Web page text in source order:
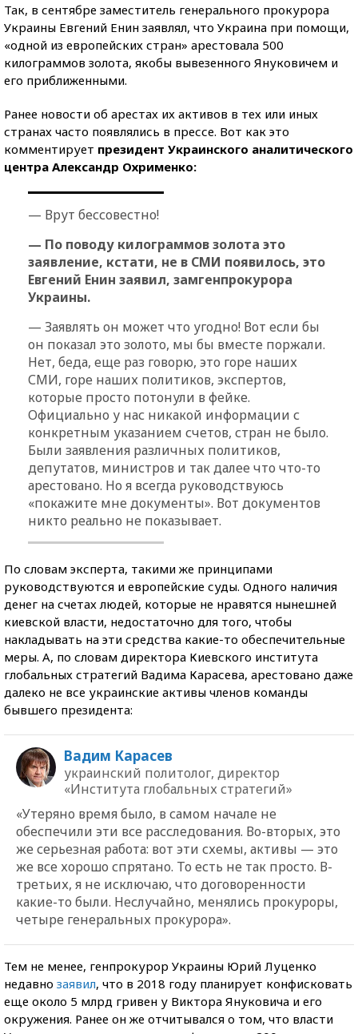
Так, в сентябре заместитель генерального прокурора
Украины Евгений Енин заявлял, что Украина при помощи,
«одной из европейских стран» арестовала 500
килограммов золота, якобы вывезенного Януковичем и
его приближенными.
Ранее новости об арестах их активов в тех или иных
странах часто появлялись в прессе. Вот как это
комментирует президент Украинского аналитического
центра Александр Охрименко:
— Врут бессовестно!
— По поводу килограммов золота это
заявление, кстати, не в СМИ появилось, это
Евгений Енин заявил, замгенпрокурора
Украины.
— Заявлять он может что угодно! Вот если бы
он показал это золото, мы бы вместе поржали.
Нет, беда, еще раз говорю, это горе наших
СМИ, горе наших политиков, экспертов,
которые просто потонули в фейке.
Официально у нас никакой информации с
конкретным указанием счетов, стран не было.
Были заявления различных политиков,
депутатов, министров и так далее что что-то
арестовано. Но я всегда руководствуюсь
«покажите мне документы». Вот документов
никто реально не показывает.
По словам эксперта, такими же принципами
руководствуются и европейские суды. Одного наличия
денег на счетах людей, которые не нравятся нынешней
киевской власти, недостаточно для того, чтобы
накладывать на эти средства какие-то обеспечительные
меры. А, по словам директора Киевского института
глобальных стратегий Вадима Карасева, арестовано даже
далеко не все украинские активы членов команды
бывшего президента:
Вадим Карасев
украинский политолог, директор
«Института глобальных стратегий»
«Утеряно время было, в самом начале не
обеспечили эти все расследования. Во-вторых, это
же серьезная работа: вот эти схемы, активы — это
же все хорошо спрятано. То есть не так просто. В-
третьих, я не исключаю, что договоренности
какие-то были. Неслучайно, менялись прокуроры,
четыре генеральных прокурора».
Тем не менее, генпрокурор Украины Юрий Луценко
недавно заявил, что в 2018 году планирует конфисковать
еще около 5 млрд гривен у Виктора Януковича и его
окружения. Ранее он же отчитывался о том, что власти